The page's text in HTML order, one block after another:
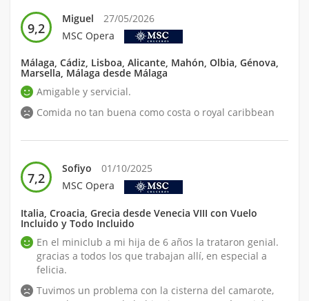
9,2
Miguel
27/05/2026
MSC Opera
Málaga, Cádiz, Lisboa, Alicante, Mahón, Olbia, Génova,
Marsella, Málaga desde Málaga
Amigable y servicial.
Comida no tan buena como costa o royal caribbean
7,2
Sofiyo
01/10/2025
MSC Opera
Italia, Croacia, Grecia desde Venecia VIII con Vuelo
Incluido y Todo Incluido
En el miniclub a mi hija de 6 años la trataron genial.
gracias a todos los que trabajan allí, en especial a
felicia.
Tuvimos un problema con la cisterna del camarote,